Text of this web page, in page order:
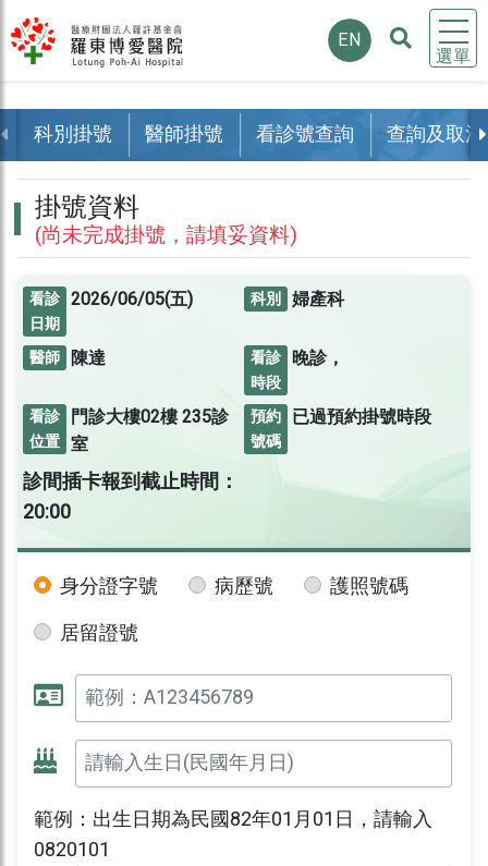
選單
EN
科別掛號 醫師掛號 看診號查詢 查詢及取消
掛號資料
(尚未完成掛號，請填妥資料)
看診
日期
2026/06/05(五) 科別 婦產科
醫師 陳達
看診
時段
晚診，
看診
位置
門診大樓02樓235診
室
預約
號碼
已過預約掛號時段
診間插卡報到截止時間：
20:00
身分證字號 病歷號
護照號碼
居留證號
範例：出生日期為民國82年01月01日，請輸入
0820101